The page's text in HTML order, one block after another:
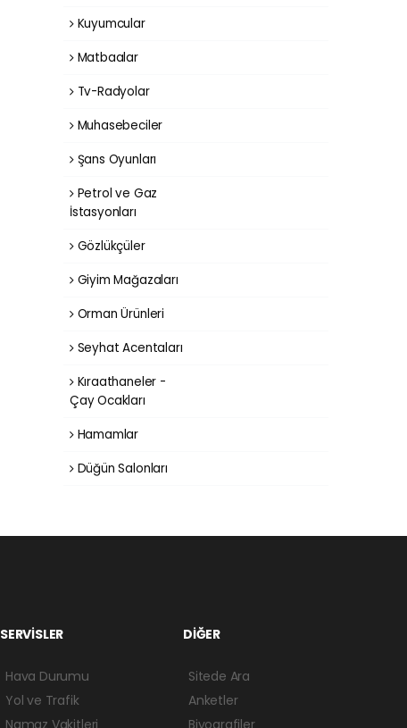
Kuyumcular
Matbaalar
Tv-Radyolar
Muhasebeciler
Şans Oyunları
Petrol ve Gaz
İstasyonları
Gözlükçüler
Giyim Mağazaları
Orman Ürünleri
Seyhat Acentaları
Kıraathaneler -
Çay Ocakları
Hamamlar
Düğün Salonları
SERVİSLER
Hava Durumu
Yol ve Trafik
Namaz Vakitleri
DİĞER
Sitede Ara
Anketler
Biyografiler